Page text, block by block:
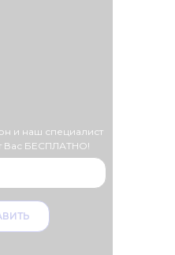
и наш специалист
Вас БЕСПЛАТНО!